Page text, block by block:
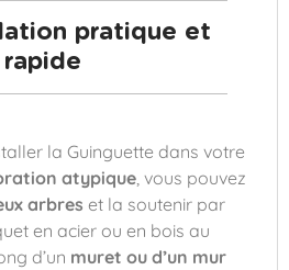
pratique et
rapide
la Guinguette dans votre
atypique , vous pouvez
arbres et la soutenir par
en acier ou en bois au
d’un muret ou d’un mur